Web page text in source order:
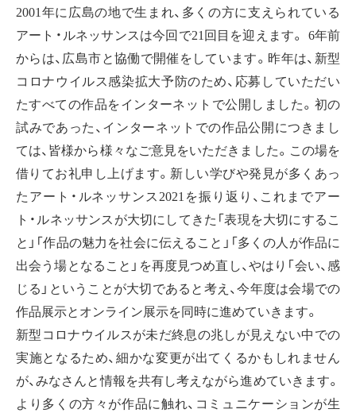
2001年に広島の地で生まれ、多くの方に支えられている
アート・ルネッサンスは今回で21回目を迎えます。 6年前
からは、広島市と協働で開催をしています。昨年は、新型
コロナウイルス感染拡大予防のため、応募していただい
たすべての作品をインターネットで公開しました。初の
試みであった、インターネットでの作品公開につきまし
ては、皆様から様々なご意見をいただきました。この場を
借りてお礼申し上げます。新しい学びや発見が多くあっ
たアート・ルネッサンス2021を振り返り、これまでアー
ト・ルネッサンスが大切にしてきた「表現を大切にするこ
と」「作品の魅力を社会に伝えること」「多くの人が作品に
出会う場となること」を再度見つめ直し、やはり「会い、感
じる」ということが大切であると考え、今年度は会場での
作品展示とオンライン展示を同時に進めていきます。
新型コロナウイルスが未だ終息の兆しが見えない中での
実施となるため、細かな変更が出てくるかもしれません
が、みなさんと情報を共有し考えながら進めていきます。
より多くの方々が作品に触れ、コミュニケーションが生